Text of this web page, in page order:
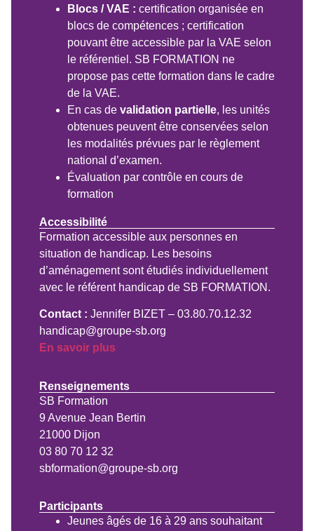
Blocs / VAE : certification organisée en
blocs de compétences ; certification
pouvant être accessible par la VAE selon
le référentiel. SB FORMATION ne
propose pas cette formation dans le cadre
de la VAE.
En cas de validation partielle, les unités
obtenues peuvent être conservées selon
les modalités prévues par le règlement
national d’examen.
Évaluation par contrôle en cours de
formation
Accessibilité
Formation accessible aux personnes en
situation de handicap. Les besoins
d’aménagement sont étudiés individuellement
avec le référent handicap de SB FORMATION.
Contact : Jennifer BIZET – 03.80.70.12.32
handicap@groupe-sb.org
En savoir plus
Renseignements
SB Formation
9 Avenue Jean Bertin
21000 Dijon
03 80 70 12 32
sbformation@groupe-sb.org
Participants
Jeunes âgés de 16 à 29 ans souhaitant